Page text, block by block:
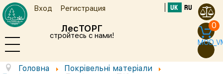
ЛесТОРГ
стройтесь с нами!
Вход Регистрация UK RU
0
Головна
Покрівельні матеріали